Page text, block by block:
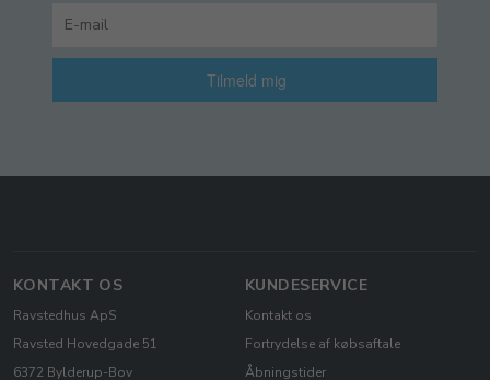
Tilmeld mig
KONTAKT OS
Ravstedhus ApS
Ravsted Hovedgade 51
6372 Bylderup-Bov
KUNDESERVICE
Kontakt os
Fortrydelse af købsaftale
Åbningstider